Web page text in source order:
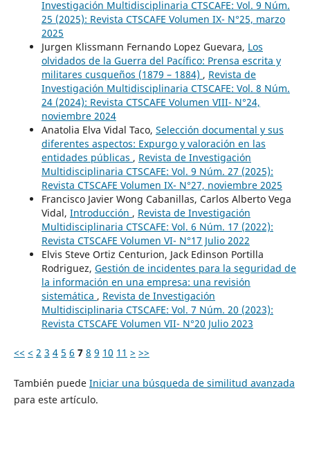
Investigación Multidisciplinaria CTSCAFE: Vol. 9 Núm.
25 (2025): Revista CTSCAFE Volumen IX- N°25, marzo
2025
Jurgen Klissmann Fernando Lopez Guevara, Los
olvidados de la Guerra del Pacífico: Prensa escrita y
militares cusqueños (1879 – 1884) , Revista de
Investigación Multidisciplinaria CTSCAFE: Vol. 8 Núm.
24 (2024): Revista CTSCAFE Volumen VIII- N°24,
noviembre 2024
Anatolia Elva Vidal Taco, Selección documental y sus
diferentes aspectos: Expurgo y valoración en las
entidades públicas , Revista de Investigación
Multidisciplinaria CTSCAFE: Vol. 9 Núm. 27 (2025):
Revista CTSCAFE Volumen IX- N°27, noviembre 2025
Francisco Javier Wong Cabanillas, Carlos Alberto Vega
Vidal, Introducción , Revista de Investigación
Multidisciplinaria CTSCAFE: Vol. 6 Núm. 17 (2022):
Revista CTSCAFE Volumen VI- N°17 Julio 2022
Elvis Steve Ortiz Centurion, Jack Edinson Portilla
Rodriguez, Gestión de incidentes para la seguridad de
la información en una empresa: una revisión
sistemática , Revista de Investigación
Multidisciplinaria CTSCAFE: Vol. 7 Núm. 20 (2023):
Revista CTSCAFE Volumen VII- N°20 Julio 2023
<< < 2 3 4 5 6 7 8 9 10 11 > >>
También puede Iniciar una búsqueda de similitud avanzada
para este artículo.